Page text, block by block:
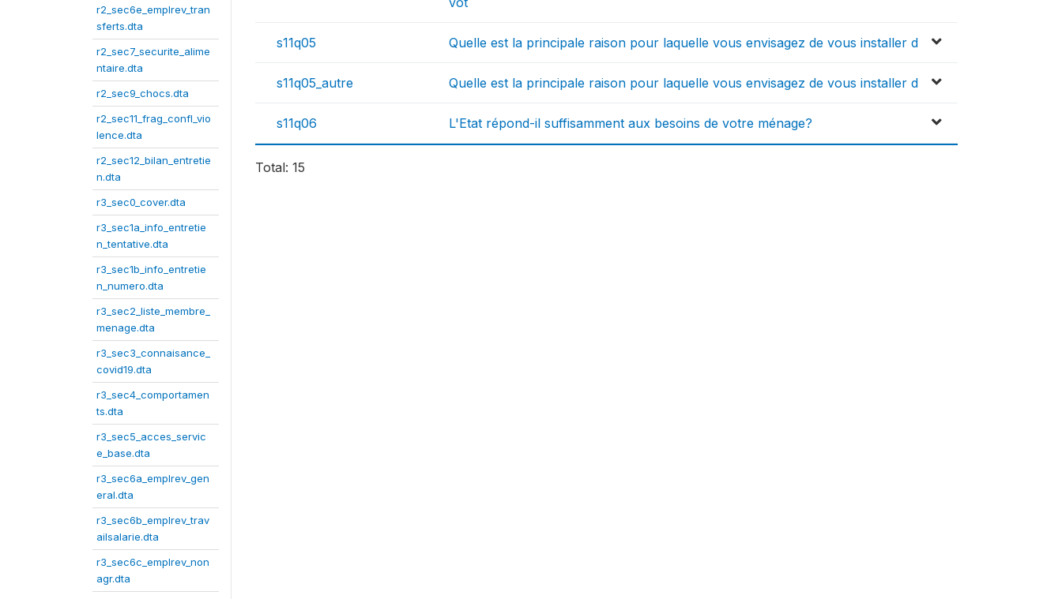
r2_sec6e_emplrev_tran
sferts.dta
r2_sec7_securite_alime
ntaire.dta
r2_sec9_chocs.dta
r2_sec11_frag_confl_vio
lence.dta
r2_sec12_bilan_entretie
n.dta
r3_sec0_cover.dta
r3_sec1a_info_entretie
n_tentative.dta
r3_sec1b_info_entretie
n_numero.dta
r3_sec2_liste_membre_
menage.dta
r3_sec3_connaisance_
covid19.dta
r3_sec4_comportamen
ts.dta
r3_sec5_acces_servic
e_base.dta
r3_sec6a_emplrev_gen
eral.dta
r3_sec6b_emplrev_trav
ailsalarie.dta
r3_sec6c_emplrev_non
agr.dta
s11q05 Quelle est la principale raison pour laquelle vous envisagez de vous installer d
s11q05_autre Quelle est la principale raison pour laquelle vous envisagez de vous installer d
s11q06 L'Etat répond-il suffisamment aux besoins de votre ménage?
Total: 15